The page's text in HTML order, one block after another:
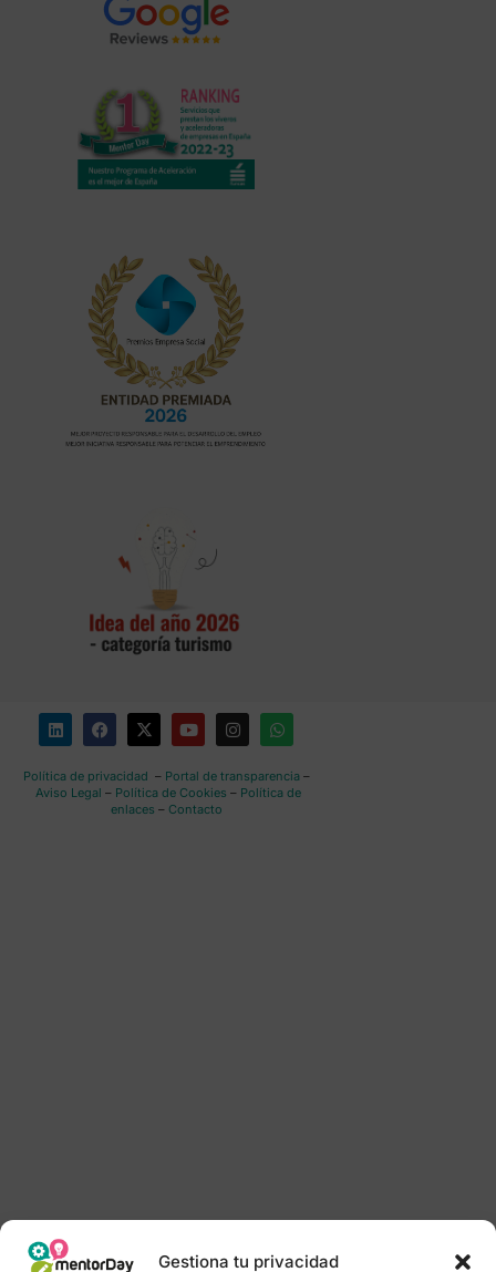
Gestiona tu privacidad
Política de privacidad – Portal de transparencia–
Aviso Legal – Política de Cookies – Política de
enlaces – Contacto